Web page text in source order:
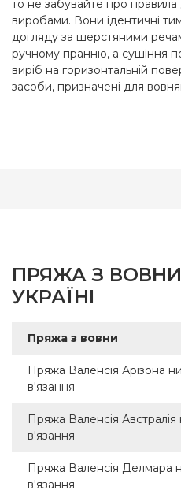
то не забувайте про правила
виробами. Вони ідентичні
догляду за шерстяними
ручному пранню, а сушіння
виріб на горизонтальній
засоби, призначені для
ПРЯЖА З
УКРАЇНІ
Пряжа з вовни
Пряжа Валенсія Арізона
в'язання
Пряжа Валенсія Австралія
в'язання
Пряжа Валенсія Делмара
в'язання